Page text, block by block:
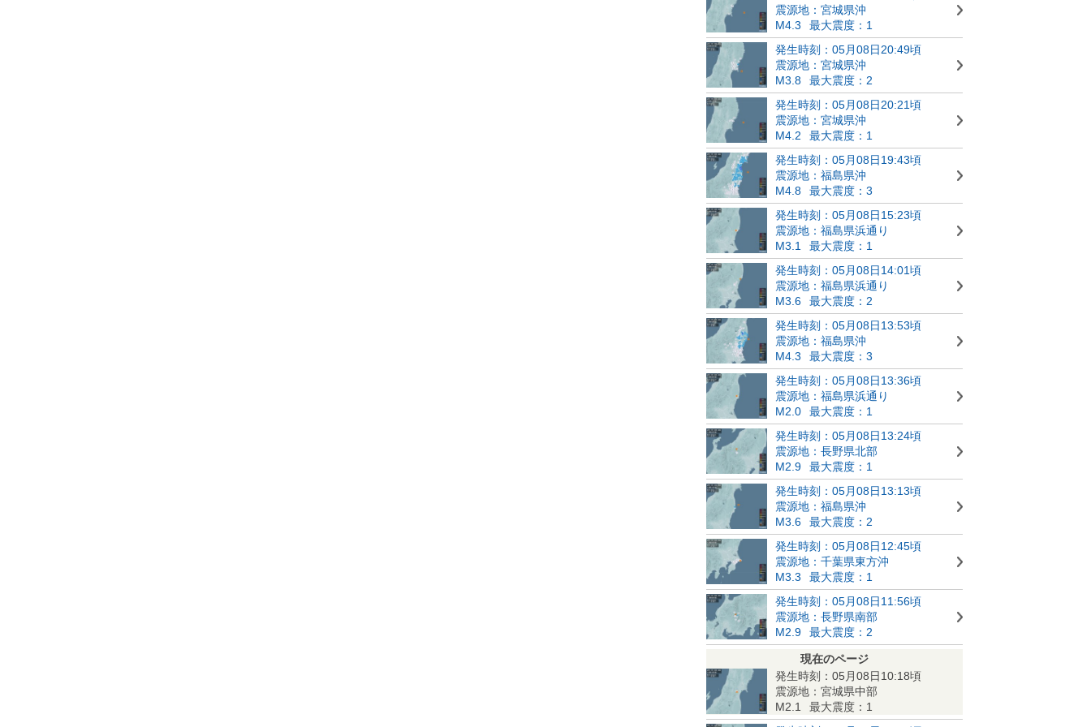
震源地：宮城県沖
M4.3
最大震度：1
発生時刻：05月08日20:49頃
震源地：宮城県沖
M3.8
最大震度：2
発生時刻：05月08日20:21頃
震源地：宮城県沖
M4.2
最大震度：1
発生時刻：05月08日19:43頃
震源地：福島県沖
M4.8
最大震度：3
発生時刻：05月08日15:23頃
震源地：福島県浜通り
M3.1
最大震度：1
発生時刻：05月08日14:01頃
震源地：福島県浜通り
M3.6
最大震度：2
発生時刻：05月08日13:53頃
震源地：福島県沖
M4.3
最大震度：3
発生時刻：05月08日13:36頃
震源地：福島県浜通り
M2.0
最大震度：1
発生時刻：05月08日13:24頃
震源地：長野県北部
M2.9
最大震度：1
発生時刻：05月08日13:13頃
震源地：福島県沖
M3.6
最大震度：2
発生時刻：05月08日12:45頃
震源地：千葉県東方沖
M3.3
最大震度：1
発生時刻：05月08日11:56頃
震源地：長野県南部
M2.9
最大震度：2
現在のページ
発生時刻：05月08日10:18頃
震源地：宮城県中部
M2.1
最大震度：1